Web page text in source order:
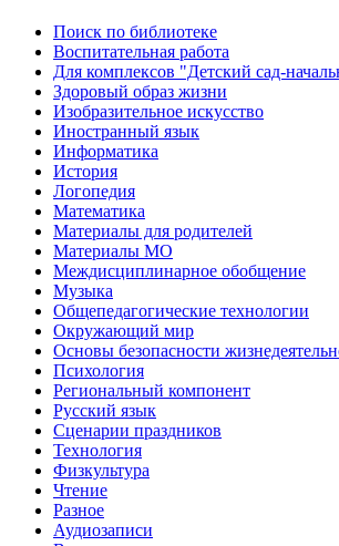
Поиск по библиотеке
Воспитательная работа
Для комплексов "Детский сад-
Здоровый образ жизни
Изобразительное искусство
Иностранный язык
Информатика
История
Логопедия
Математика
Материалы для родителей
Материалы МО
Междисциплинарное обобщение
Музыка
Общепедагогические технологии
Окружающий мир
Основы безопасности
Психология
Региональный компонент
Русский язык
Сценарии праздников
Технология
Физкультура
Чтение
Разное
Аудиозаписи